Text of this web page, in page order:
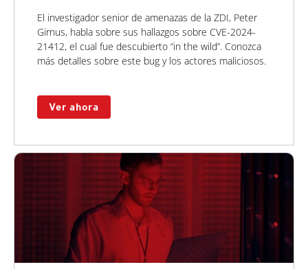
El investigador senior de amenazas de la ZDI, Peter
Girnus, habla sobre sus hallazgos sobre CVE-2024-
21412, el cual fue descubierto “in the wild”. Conozca
más detalles sobre este bug y los actores maliciosos.
Ver ahora